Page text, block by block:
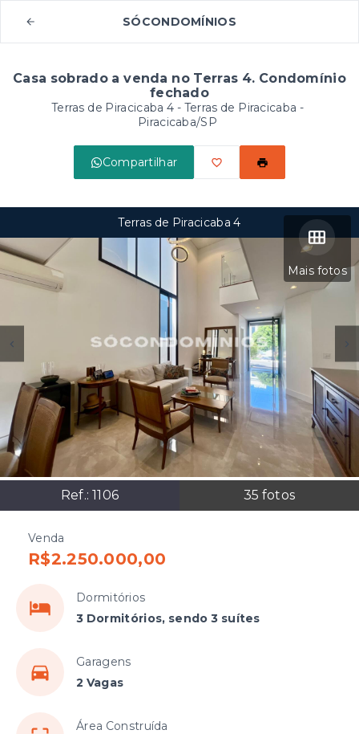
SÓCONDOMÍNIOS
Casa sobrado a venda no Terras 4. Condomínio
fechado
Terras de Piracicaba 4 - Terras de Piracicaba -
Piracicaba/SP
Compartilhar
Mais fotos
Ref.: 1106 35 fotos
Terras de Piracicaba 4
Venda
R$2.250.000,00
Dormitórios
3 Dormitórios, sendo 3 suítes
Garagens
2 Vagas
Área Construída